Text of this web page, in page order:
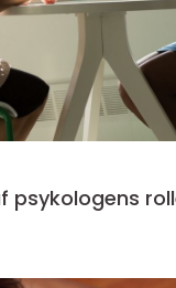
psykologens